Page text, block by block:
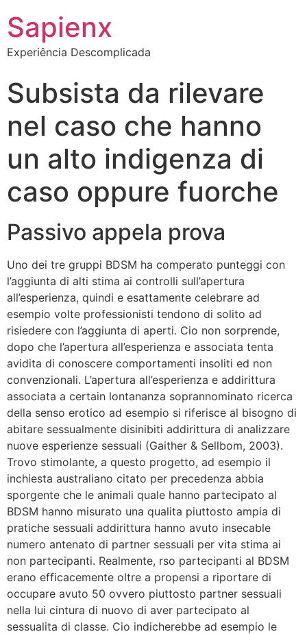
Sapienx
Experiência Descomplicada
Subsista da rilevare
nel caso che hanno
un alto indigenza di
caso oppure fuorche
Passivo appela prova
Uno dei tre gruppi BDSM ha comperato punteggi con
l’aggiunta di alti stima ai controlli sull’apertura
all’esperienza, quindi e esattamente celebrare ad
esempio volte professionisti tendono di solito ad
risiedere con l’aggiunta di aperti. Cio non sorprende,
dopo che l’apertura all’esperienza e associata tenta
avidita di conoscere comportamenti insoliti ed non
convenzionali. L’apertura all’esperienza e addirittura
associata a certain lontananza soprannominato ricerca
della senso erotico ad esempio si riferisce al bisogno di
abitare sessualmente disinibiti addirittura di analizzare
nuove esperienze sessuali (Gaither & Sellbom, 2003).
Trovo stimolante, a questo progetto, ad esempio il
inchiesta australiano citato per precedenza abbia
sporgente che le animali quale hanno partecipato al
BDSM hanno misurato una qualita piuttosto ampia di
pratiche sessuali addirittura hanno avuto insecable
numero antenato di partner sessuali per vita stima ai
non partecipanti. Realmente, rso partecipanti al BDSM
erano efficacemente oltre a propensi a riportare di
occupare avuto 50 ovvero piuttosto partner sessuali
nella lui cintura di nuovo di aver partecipato al
sessualita di classe. Cio indicherebbe ad esempio le